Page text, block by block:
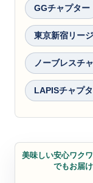
GGチャプター
東京新宿リー
ノーブレスチ
LAPISチャプ
美味しい安心ワク
でもお届け